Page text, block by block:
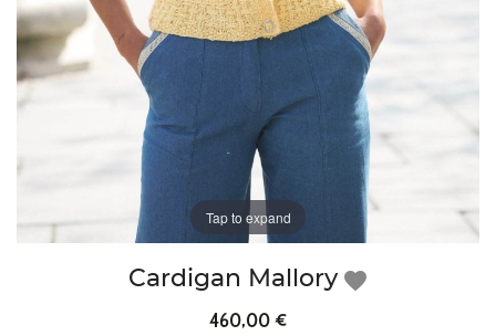
Tap to expand
Cardigan Mallory favorite
460,00 €